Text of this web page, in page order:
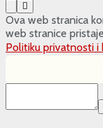
Ova web stranica
web stranice
Politiku privatnosti i